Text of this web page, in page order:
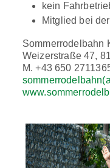
kein
Mitglied bei der
Sommerrodelbahn
Weizerstraße 47,
M. +43 650